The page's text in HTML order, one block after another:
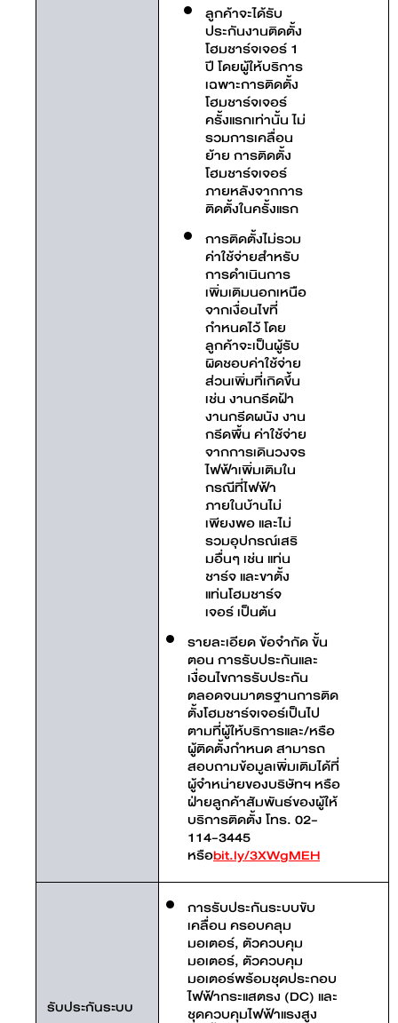
ลูกค้าจะได้รับ
ประกันงานติดตั้ง
โฮมชาร์จเจอร์ 1
ปี โดยผู้ให้บริการ
เฉพาะการติดตั้ง
โฮมชาร์จเจอร์
ครั้งแรกเท่านั้น ไม่
รวมการเคลื่อน
ย้าย การติดตั้ง
โฮมชาร์จเจอร์
ภายหลังจากการ
ติดตั้งในครั้งแรก
การติดตั้งไม่รวม
ค่าใช้จ่ายสำหรับ
การดำเนินการ
เพิ่มเติมนอกเหนือ
จากเงื่อนไขที่
กำหนดไว้ โดย
ลูกค้าจะเป็นผู้รับ
ผิดชอบค่าใช้จ่าย
ส่วนเพิ่มที่เกิดขึ้น
เช่น งานกรีดฝ้า
งานกรีดผนัง งาน
กรีดพื้น ค่าใช้จ่าย
จากการเดินวงจร
ไฟฟ้าเพิ่มเติมใน
กรณีที่ไฟฟ้า
ภายในบ้านไม่
เพียงพอ และไม่
รวมอุปกรณ์เสริ
มอื่นๆ เช่น แท่น
ชาร์จ และขาตั้ง
แท่นโฮมชาร์จ
เจอร์ เป็นต้น
รายละเอียด ข้อจำกัด ขั้น
ตอน การรับประกันและ
เงื่อนไขการรับประกัน
ตลอดจนมาตรฐานการติด
ตั้งโฮมชาร์จเจอร์เป็นไป
ตามที่ผู้ให้บริการและ/หรือ
ผู้ติดตั้งกำหนด สามารถ
สอบถามข้อมูลเพิ่มเติมได้ที่
ผู้จำหน่ายของบริษัทฯ หรือ
ฝ่ายลูกค้าสัมพันธ์ของผู้ให้
บริการติดตั้ง โทร. 02-
114-3445
หรือbit.ly/3XWgMEH
รับประกันระบบ
การรับประกันระบบขับ
เคลื่อน ครอบคลุม
มอเตอร์, ตัวควบคุม
มอเตอร์, ตัวควบคุม
มอเตอร์พร้อมชุดประกอบ
ไฟฟ้ากระแสตรง (DC) และ
ชุดควบคุมไฟฟ้าแรงสูง